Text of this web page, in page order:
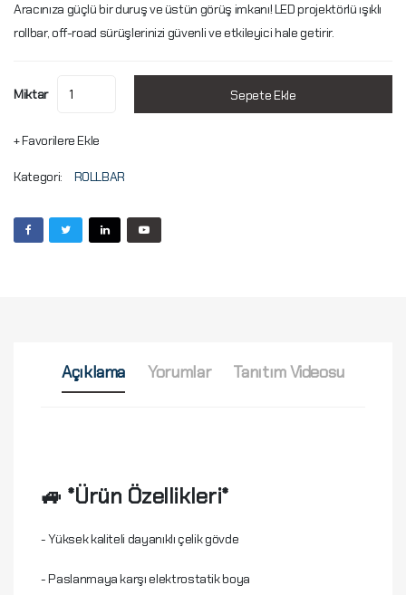
Aracınıza güçlü bir duruş ve üstün görüş imkanı! LED projektörlü ışıklı
rollbar, off-road sürüşlerinizi güvenli ve etkileyici hale getirir.
Miktar Sepete Ekle
+ Favorilere Ekle
Kategori: ROLLBAR
Açıklama Yorumlar Tanıtım Videosu
🚙 *Ürün Özellikleri*
- Yüksek kaliteli dayanıklı çelik gövde
- Paslanmaya karşı elektrostatik boya